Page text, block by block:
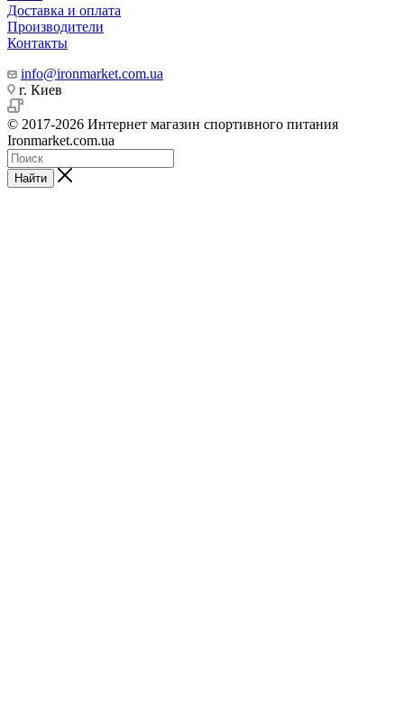
Доставка и оплата
Производители
Контакты
info@ironmarket.com.ua
г. Киев
© 2017-2026 Интернет магазин спортивного питания
Ironmarket.com.ua
Найти